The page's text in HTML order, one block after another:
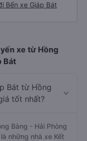
Bến xe Giáp Bát
xe từ Hồng
Bát
Bát từ Hồng
tốt nhất?
Bàng - Hải Phòng
những nhà xe Kết